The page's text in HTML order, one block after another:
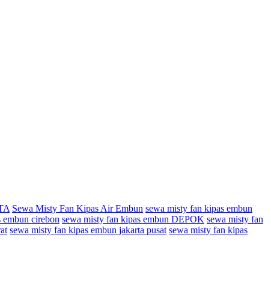
Sewa Misty Fan Kipas Air Embun sewa misty fan kipas embun
cirebon sewa misty fan kipas embun DEPOK sewa misty fan
sewa misty fan kipas embun jakarta pusat sewa misty fan kipas